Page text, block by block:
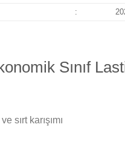
:
Sınıf
sırt karışımı